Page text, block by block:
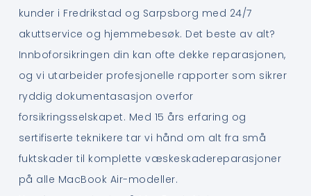
kunder i Fredrikstad og Sarpsborg med 24/7
akuttservice og hjemmebesøk. Det beste av alt?
Innboforsikringen din kan ofte dekke reparasjonen,
og vi utarbeider profesjonelle rapporter som sikrer
ryddig dokumentasasjon overfor
forsikringsselskapet. Med 15 års erfaring og
sertifiserte teknikere tar vi hånd om alt fra små
fuktskader til komplette væskeskadereparasjoner
på alle MacBook Air-modeller.